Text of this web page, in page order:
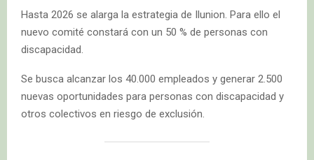
Hasta 2026 se alarga la estrategia de Ilunion. Para ello el
nuevo comité constará con un 50 % de personas con
discapacidad.
Se busca alcanzar los 40.000 empleados y generar 2.500
nuevas oportunidades para personas con discapacidad y
otros colectivos en riesgo de exclusión.